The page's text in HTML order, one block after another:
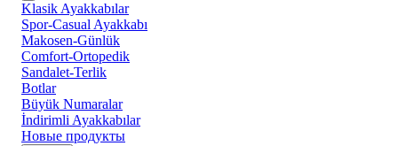
Klasik Ayakkabılar
Spor-Casual Ayakkabı
Makosen-Günlük
Comfort-Ortopedik
Sandalet-Terlik
Botlar
Büyük Numaralar
İndirimli Ayakkabılar
Новые продукты